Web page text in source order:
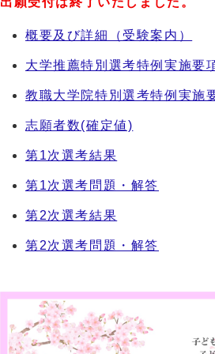
概要及び詳細（受験案内）
大学推薦特別選考特例実施要
教職大学院特別選考特例実施
志願者数(確定値)
第1次選考結果
第1次選考問題・解答
第2次選考結果
第2次選考問題・解答